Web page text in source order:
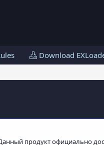
Download
продукт официально